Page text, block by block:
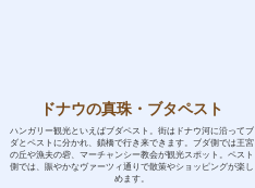
ドナウの真珠・ブタペスト
ハンガリー観光といえばブダペスト。街はドナウ河に沿ってブ
ダとペストに分かれ、鎖橋で行き来できます。ブダ側では王宮
の丘や漁夫の砦、マーチャンシー教会が観光スポット。ペスト
側では、賑やかなヴァーツィ通りで散策やショッピングが楽し
めます。